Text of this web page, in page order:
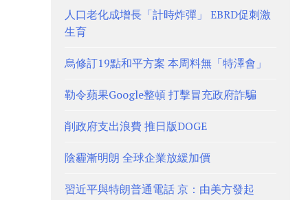
人口老化成增長「計時炸彈」 EBRD促刺激
生育
烏修訂19點和平方案 本周料無「特澤會」
勒令蘋果Google整頓 打擊冒充政府詐騙
削政府支出浪費 推日版DOGE
陰霾漸明朗 全球企業放緩加價
習近平與特朗普通電話 京：由美方發起